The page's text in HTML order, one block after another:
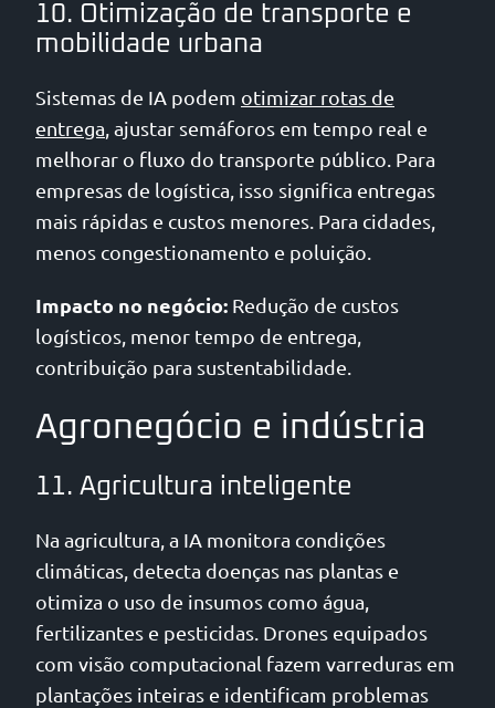
10. Otimização de transporte e
mobilidade urbana
Sistemas de IA podem otimizar rotas de
entrega, ajustar semáforos em tempo real e
melhorar o fluxo do transporte público. Para
empresas de logística, isso significa entregas
mais rápidas e custos menores. Para cidades,
menos congestionamento e poluição.
Impacto no negócio: Redução de custos
logísticos, menor tempo de entrega,
contribuição para sustentabilidade.
Agronegócio e indústria
11. Agricultura inteligente
Na agricultura, a IA monitora condições
climáticas, detecta doenças nas plantas e
otimiza o uso de insumos como água,
fertilizantes e pesticidas. Drones equipados
com visão computacional fazem varreduras em
plantações inteiras e identificam problemas